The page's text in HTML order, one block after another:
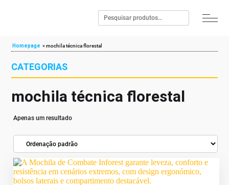
Homepage »mochila técnica florestal
CATEGORIAS
mochila técnica florestal
Apenas um resultado